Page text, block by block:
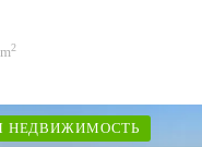
2
НЕДВИЖИМОСТЬ